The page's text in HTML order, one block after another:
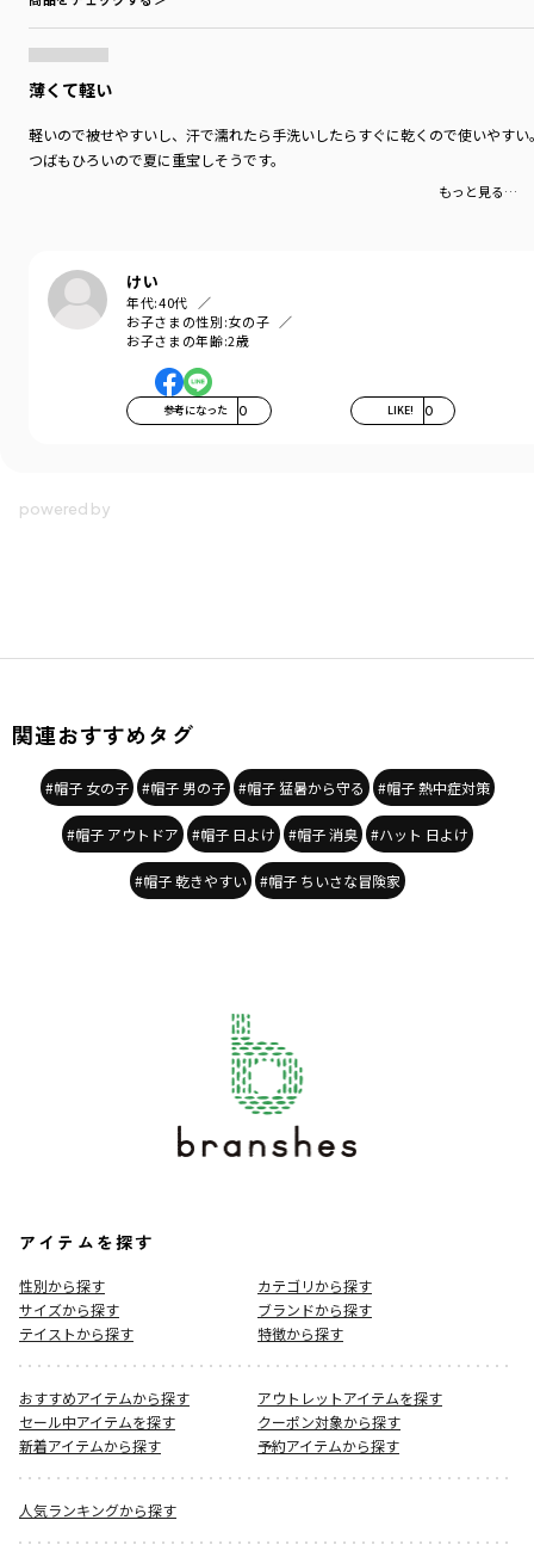
薄くて軽い
軽いので被せやすいし、汗で濡れたら手洗いしたらすぐに乾くので使いやすい
つばもひろいので夏に重宝しそうです。
もっと見る…
けい
年代:40代
お子さまの性別:女の子
お子さまの年齢:2歳
参考になった 0 LIKE! 0
・風に飛ばされにくくするあご紐つきで
ドローコードで調整も可能です
シーズン
／2026春夏
カテゴリ
／帽子
商品番号
関連おすすめタグ
#帽子 女の子 #帽子 男の子 #帽子 猛暑から守る #帽子 熱中症対策
#帽子 アウトドア #帽子 日よけ #帽子 消臭 #ハット 日よけ
#帽子 乾きやすい #帽子 ちいさな冒険家
アイテムを探す
性別から探す
カテゴリから探す
サイズから探す
ブランドから探す
テイストから探す
特徴から探す
おすすめアイテムから探す
アウトレットアイテムを探す
セール中アイテムを探す
クーポン対象から探す
新着アイテムから探す
予約アイテムから探す
人気ランキングから探す